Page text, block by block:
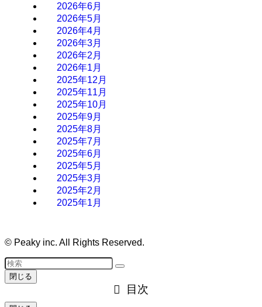
2026年6月
2026年5月
2026年4月
2026年3月
2026年2月
2026年1月
2025年12月
2025年11月
2025年10月
2025年9月
2025年8月
2025年7月
2025年6月
2025年5月
2025年3月
2025年2月
2025年1月
© Peaky inc. All Rights Reserved.
閉じる
目次